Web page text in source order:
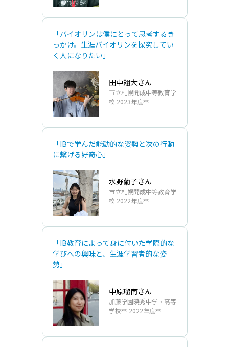
「バイオリンは僕にとって思考するき
っかけ。生涯バイオリンを探究してい
く人になりたい」
田中翔大さん
市立札幌開成中等教育学
校 2023年度卒
「IBで学んだ能動的な姿勢と次の行動
に繋げる好奇心」
水野蘭子さん
市立札幌開成中等教育学
校 2022年度卒
「IB教育によって身に付いた学際的な
学びへの興味と、生涯学習者的な姿
勢」
中原瑠南さん
加藤学園暁秀中学・高等
学校卒 2022年度卒